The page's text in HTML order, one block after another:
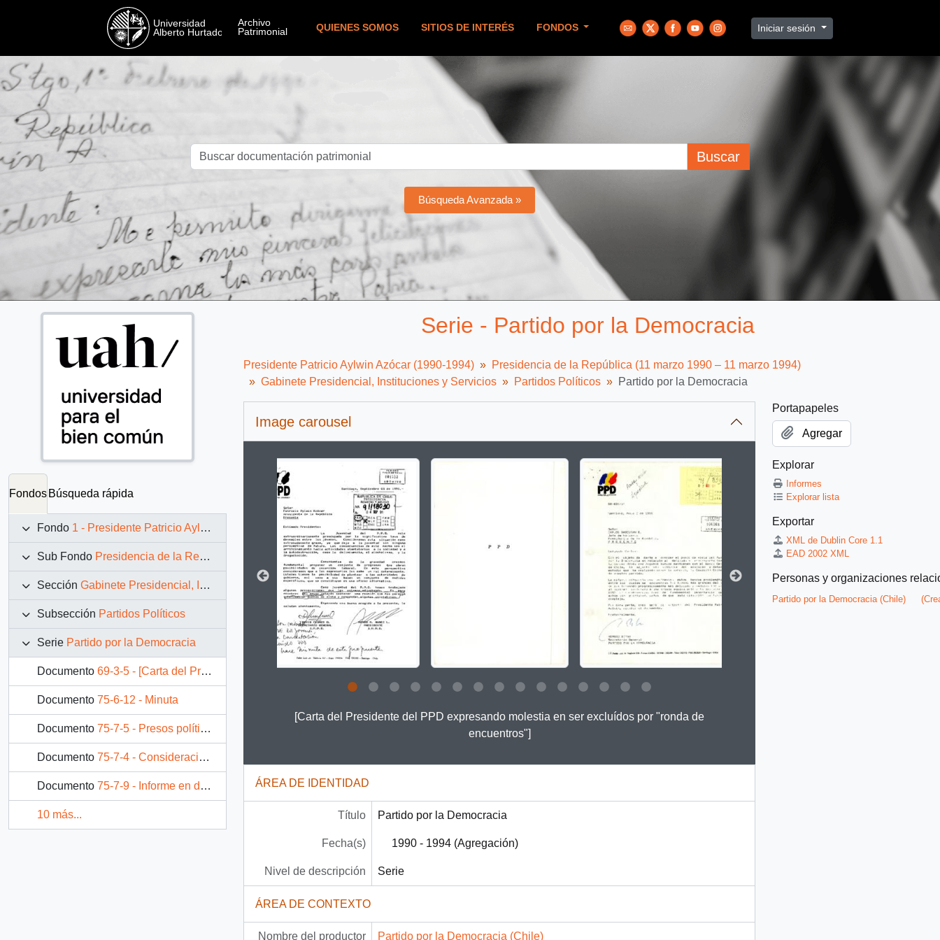
QUIENES SOMOS SITIOS DE INTERÉS FONDOS Iniciar sesión
Buscar
Búsqueda Avanzada »
Fondos Búsqueda rápida
Fondo 1 - Presidente Patricio Aylwin Azócar (1990-1994)
Sub Fondo Presidencia de la República (11 marzo 1990 – 11 marzo 1994)
Sección Gabinete Presidencial, Instituciones y Servicios
Subsección Partidos Políticos
Serie Partido por la Democracia
Documento 69-3-5 - [Carta del Presidente del PPD expresando molestia en ser excluídos por "ronda de encuentros"]
Documento 75-6-12 - Minuta
Documento 75-7-5 - Presos políticos en Chile Nominas y Cuadros Estadísticos al 30 de septiembre de 1989
Documento 75-7-4 - Consideraciones en torno a la problemática de los Derechos Humanos
Documento 75-7-9 - Informe en derecho
10 más...
Serie - Partido por la Democracia
Presidente Patricio Aylwin Azócar (1990-1994)
Presidencia de la República (11 marzo 1990 – 11 marzo 1994)
Gabinete Presidencial, Instituciones y Servicios
Partidos Políticos Partido por la Democracia
Image carousel
Changing the current slide of this carousel will change the description title displayed in the following carousel. Clicking any image in
[Carta del Presidente del PPD expresando molestia en ser excluídos por "ronda de
encuentros"]
ÁREA DE IDENTIDAD
Título Partido por la Democracia
Fecha(s) 1990 - 1994 (Agregación)
Nivel de descripción Serie
ÁREA DE CONTEXTO
Nombre del productor Partido por la Democracia (Chile)
Portapapeles
Agregar
Explorar
Informes
Explorar lista
Exportar
XML de Dublin Core 1.1
EAD 2002 XML
Personas y organizaciones
Partido por la Democracia (Chile)